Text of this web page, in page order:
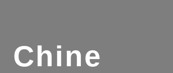
Chine